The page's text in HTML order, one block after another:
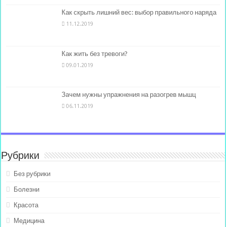
Как скрыть лишний вес: выбор правильного наряда
11.12.2019
Как жить без тревоги?
09.01.2019
Зачем нужны упражнения на разогрев мышц
06.11.2019
Рубрики
Без рубрики
Болезни
Красота
Медицина